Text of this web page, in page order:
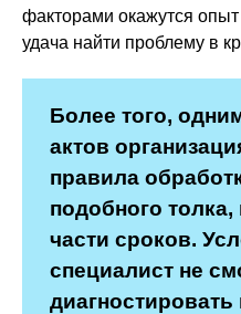
факторами окажутся
удача найти проблему в
Более того,
актов
правила
подобного
части сроков.
специалист не